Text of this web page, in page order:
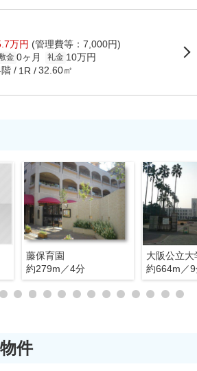
万円 (管理費等：7,000円)
金 0ヶ月 礼金 10万円
階 1R 32.60㎡
藤保育園
約279m／4分
大阪公立
約664m／
件